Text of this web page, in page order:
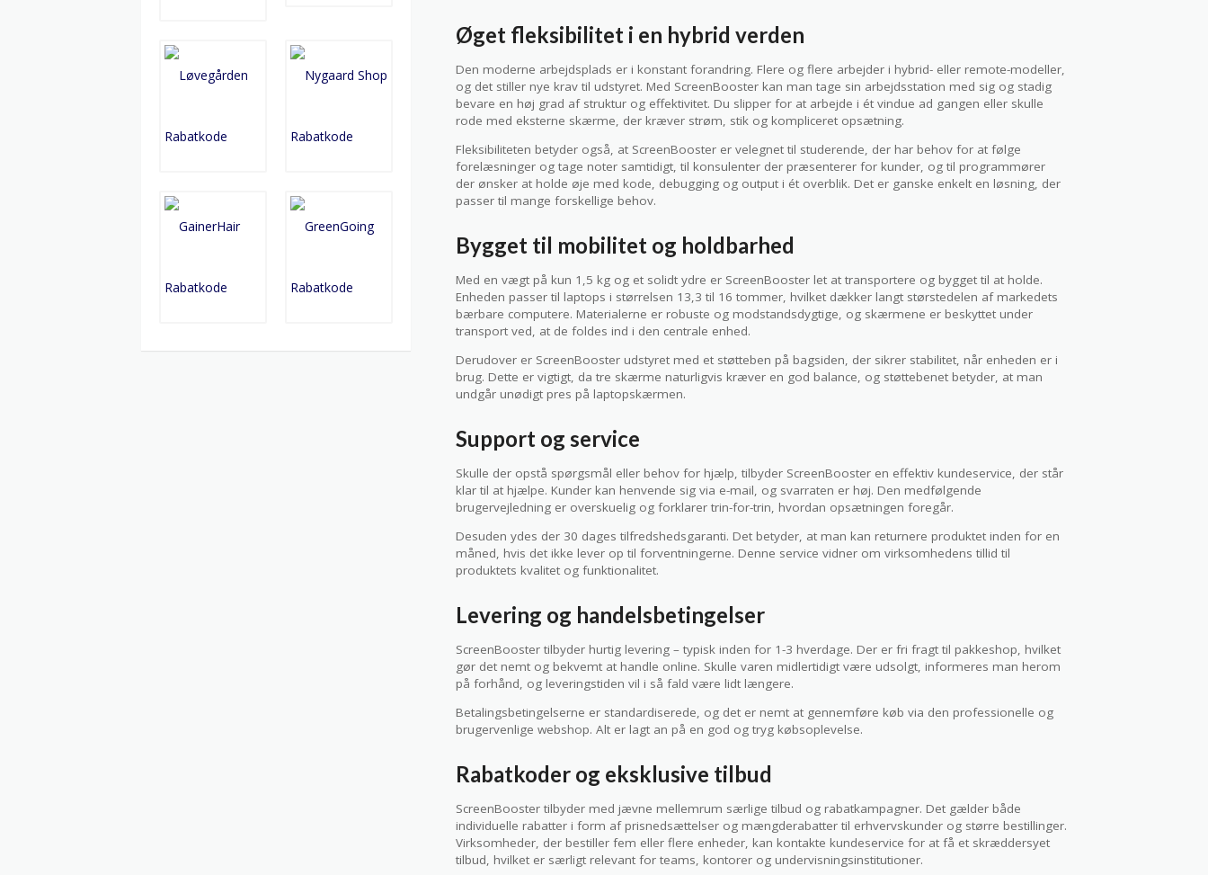
Øget fleksibilitet i en hybrid verden
Den moderne arbejdsplads er i konstant forandring. Flere og flere arbejder i hybrid- eller remote-modeller,
og det stiller nye krav til udstyret. Med ScreenBooster kan man tage sin arbejdsstation med sig og stadig
bevare en høj grad af struktur og effektivitet. Du slipper for at arbejde i ét vindue ad gangen eller skulle
rode med eksterne skærme, der kræver strøm, stik og kompliceret opsætning.
Fleksibiliteten betyder også, at ScreenBooster er velegnet til studerende, der har behov for at følge
forelæsninger og tage noter samtidigt, til konsulenter der præsenterer for kunder, og til programmører
der ønsker at holde øje med kode, debugging og output i ét overblik. Det er ganske enkelt en løsning, der
passer til mange forskellige behov.
Bygget til mobilitet og holdbarhed
Med en vægt på kun 1,5 kg og et solidt ydre er ScreenBooster let at transportere og bygget til at holde.
Enheden passer til laptops i størrelsen 13,3 til 16 tommer, hvilket dækker langt størstedelen af markedets
bærbare computere. Materialerne er robuste og modstandsdygtige, og skærmene er beskyttet under
transport ved, at de foldes ind i den centrale enhed.
Derudover er ScreenBooster udstyret med et støtteben på bagsiden, der sikrer stabilitet, når enheden er i
brug. Dette er vigtigt, da tre skærme naturligvis kræver en god balance, og støttebenet betyder, at man
undgår unødigt pres på laptopskærmen.
Support og service
Skulle der opstå spørgsmål eller behov for hjælp, tilbyder ScreenBooster en effektiv kundeservice, der står
klar til at hjælpe. Kunder kan henvende sig via e-mail, og svarraten er høj. Den medfølgende
brugervejledning er overskuelig og forklarer trin-for-trin, hvordan opsætningen foregår.
Desuden ydes der 30 dages tilfredshedsgaranti. Det betyder, at man kan returnere produktet inden for en
måned, hvis det ikke lever op til forventningerne. Denne service vidner om virksomhedens tillid til
produktets kvalitet og funktionalitet.
Levering og handelsbetingelser
ScreenBooster tilbyder hurtig levering – typisk inden for 1-3 hverdage. Der er fri fragt til pakkeshop, hvilket
gør det nemt og bekvemt at handle online. Skulle varen midlertidigt være udsolgt, informeres man herom
på forhånd, og leveringstiden vil i så fald være lidt længere.
Betalingsbetingelserne er standardiserede, og det er nemt at gennemføre køb via den professionelle og
brugervenlige webshop. Alt er lagt an på en god og tryg købsoplevelse.
Rabatkoder og eksklusive tilbud
ScreenBooster tilbyder med jævne mellemrum særlige tilbud og rabatkampagner. Det gælder både
individuelle rabatter i form af prisnedsættelser og mængderabatter til erhvervskunder og større bestillinger.
Virksomheder, der bestiller fem eller flere enheder, kan kontakte kundeservice for at få et skræddersyet
tilbud, hvilket er særligt relevant for teams, kontorer og undervisningsinstitutioner.